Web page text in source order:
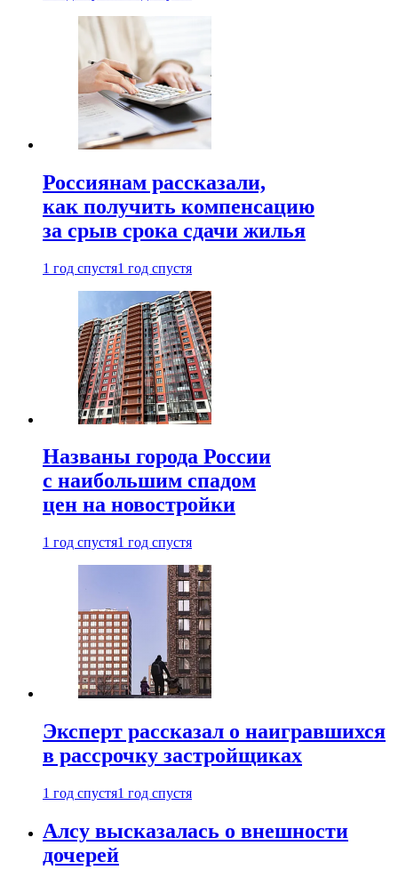
Россиянам рассказали,
как получить компенсацию
за срыв срока сдачи жилья
1 год спустя1 год спустя
Названы города России
с наибольшим спадом
цен на новостройки
1 год спустя1 год спустя
Эксперт рассказал о наигравшихся
в рассрочку застройщиках
1 год спустя1 год спустя
Алсу высказалась о внешности
дочерей